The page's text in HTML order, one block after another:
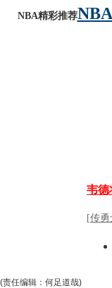
(责任编辑：何足道哉)